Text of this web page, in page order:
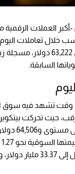
-أكبر العملات
خلال تعاملات
السابقة.
وقت تشهد فيه سوق
حيث تحركت
بين 61,241
حجم تداول يومي وصل إلى